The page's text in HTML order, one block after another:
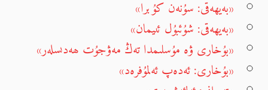
«بەيھەقى: سۇنەن كۇبرا»
«بەيھەقى: شۇئبۇل ئىيمان»
«بۇخارى ۋە مۇسلىمدا تەڭ مەۋجۇت ھەدىسلەر»
«بۇخارى: ئەدەپ ئەلمۇفرەد»